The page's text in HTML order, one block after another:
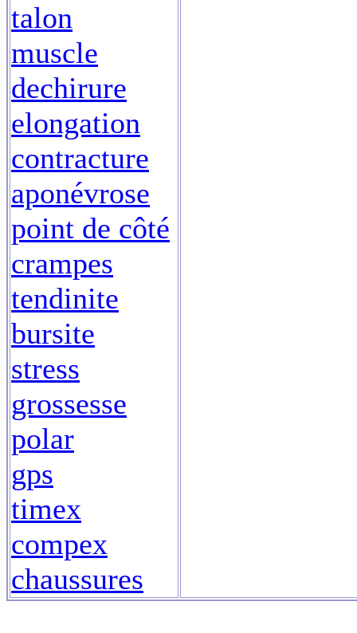
talon
muscle
dechirure
elongation
contracture
aponévrose
point de côté
crampes
tendinite
bursite
stress
grossesse
polar
gps
timex
compex
chaussures